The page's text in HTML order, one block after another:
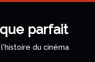
parfait
du cinéma